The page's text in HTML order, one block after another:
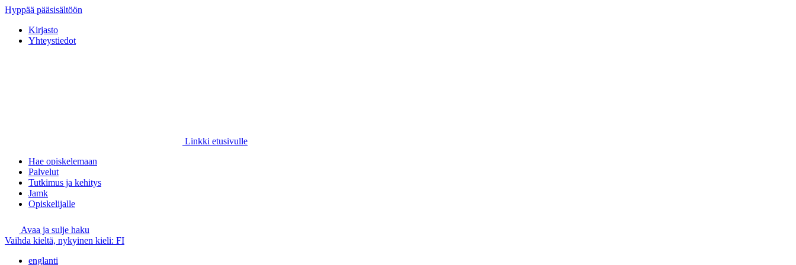
Hyppää pääsisältöön
Kirjasto
Yhteystiedot
Linkki etusivulle
Hae opiskelemaan
Palvelut
Tutkimus ja kehitys
Jamk
Opiskelijalle
Avaa ja sulje haku
Vaihda kieltä, nykyinen kieli: FI
englanti